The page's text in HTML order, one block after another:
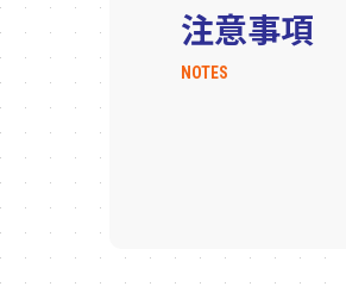
注意事項
NOTES